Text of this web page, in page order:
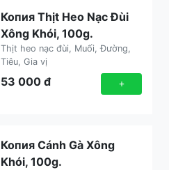
Копия Thịt Heo Nạc Đùi
Xông Khói, 100g.
Thịt heo nạc đùi, Muối, Đường,
Tiêu, Gia vị
53 000đ +
Копия Cánh Gà Xông
Khói, 100g.